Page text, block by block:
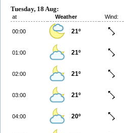
Tuesday, 18 Aug:
at Weather Wind:
00:00 21º
01:00 21º
02:00 21º
03:00 21º
04:00 20º